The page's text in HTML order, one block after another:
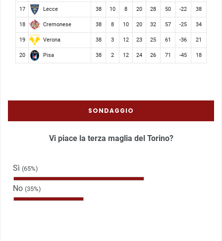
17 Lecce 38 10 8 20 28 50 -22 38
18 Cremonese 38 8 10 20 32 57 -25 34
19 Verona 38 3 12 23 25 61 -36 21
20 Pisa 38 2 12 24 26 71 -45 18
SONDAGGIO
Vi piace la terza maglia del Torino?
Sì (65%)
No (35%)